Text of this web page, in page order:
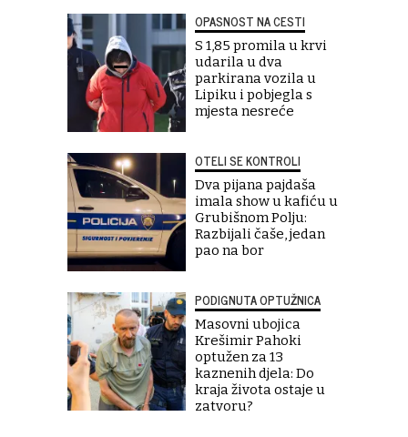
OPASNOST NA CESTI
S 1,85 promila u krvi
udarila u dva
parkirana vozila u
Lipiku i pobjegla s
mjesta nesreće
OTELI SE KONTROLI
Dva pijana pajdaša
imala show u kafiću u
Grubišnom Polju:
Razbijali čaše, jedan
pao na bor
PODIGNUTA OPTUŽNICA
Masovni ubojica
Krešimir Pahoki
optužen za 13
kaznenih djela: Do
kraja života ostaje u
zatvoru?